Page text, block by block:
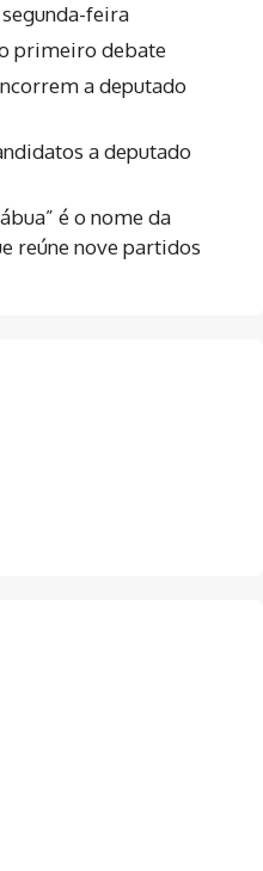
feira
primeiro debate
a deputado
a deputado
é o nome da
reúne nove partidos